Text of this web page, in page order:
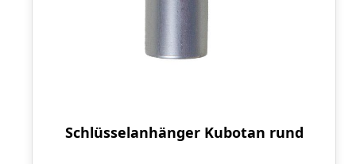
Schlüsselanhänger Kubotan rund